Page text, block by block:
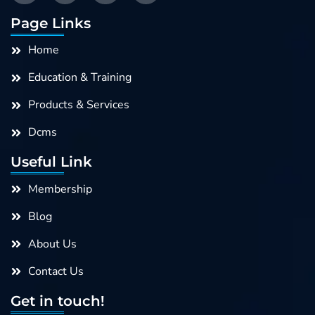
c
e
b
o
o
k
n
k
e
n
s
a
m
u
Page Links
Home
Education & Training
Products & Services
Dcms
Useful Link
Membership
Blog
About Us
Contact Us
Get in touch!